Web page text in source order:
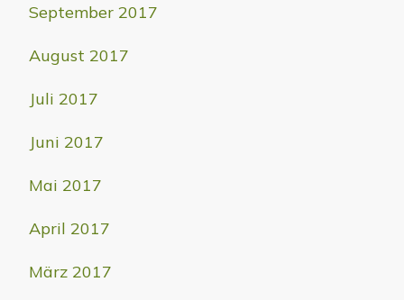
September 2017
August 2017
Juli 2017
Juni 2017
Mai 2017
April 2017
März 2017